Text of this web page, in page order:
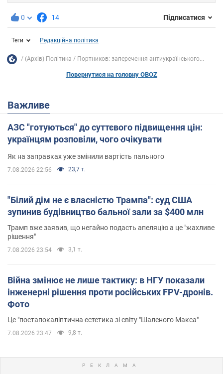
0 14 Підписатися
Теги Редакційна політика
(Архів) Політика Портников: заперечення антиукраїнського...
Повернутися на головну OBOZ
Важливе
АЗС "готуються" до суттєвого підвищення цін:
українцям розповіли, чого очікувати
Як на заправках уже змінили вартість пального
7.08.2026 22:56 23,7 т.
"Білий дім не є власністю Трампа": суд США
зупинив будівництво бальної зали за $400 млн
Трамп вже заявив, що негайно подасть апеляцію а це "жахливе
рішення"
7.08.2026 23:54 3,1 т.
Війна змінює не лише тактику: в НГУ показали
інженерні рішення проти російських FPV-дронів.
Фото
Це "постапокаліптична естетика зі світу "Шаленого Макса"
7.08.2026 23:47 9,8 т.